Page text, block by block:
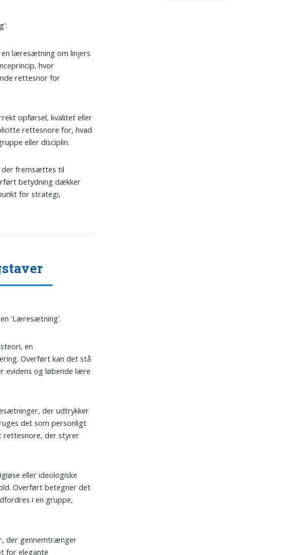
en læresætning om linjers
hvor
rettesnor for
opførsel, kvalitet eller
rettesnore for, hvad
eller disciplin.
der fremsættes til
betydning dækker
for strategi,
'Læresætning'.
en
Overført kan det stå
evidens og løbende lære
der udtrykker
det som personligt
rettesnore, der styrer
eller ideologiske
Overført betegner det
i en gruppe,
der gennemtrænger
for elegante